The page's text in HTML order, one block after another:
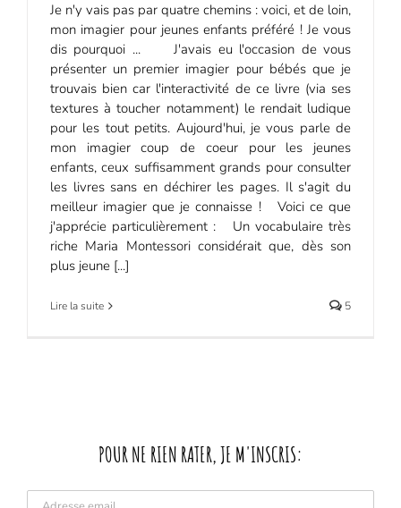
Je n'y vais pas par quatre chemins : voici, et de loin,
mon imagier pour jeunes enfants préféré ! Je vous
dis pourquoi ... J'avais eu l'occasion de vous
présenter un premier imagier pour bébés que je
trouvais bien car l'interactivité de ce livre (via ses
textures à toucher notamment) le rendait ludique
pour les tout petits. Aujourd'hui, je vous parle de
mon imagier coup de coeur pour les jeunes
enfants, ceux suffisamment grands pour consulter
les livres sans en déchirer les pages. Il s'agit du
meilleur imagier que je connaisse ! Voici ce que
j'apprécie particulièrement : Un vocabulaire très
riche Maria Montessori considérait que, dès son
plus jeune [...]
Lire la suite 5
POUR NE RIEN RATER, JE M'INSCRIS: